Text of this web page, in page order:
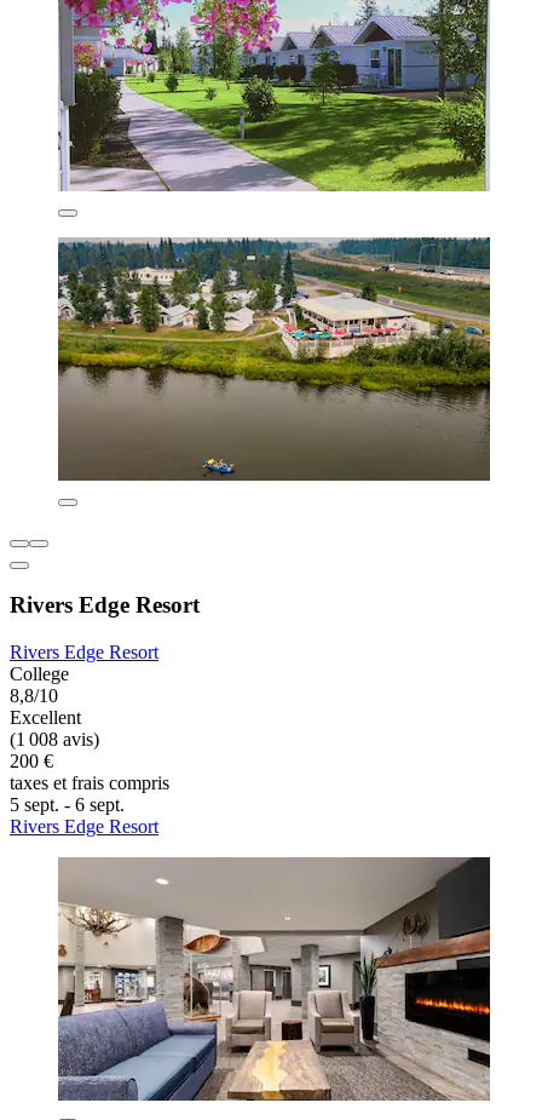
Rivers Edge Resort
Rivers Edge Resort
College
8,8/10
Excellent
(1 008 avis)
200 €
taxes et frais compris
5 sept. - 6 sept.
Rivers Edge Resort